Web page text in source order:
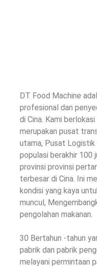
DT Food Machine
profesional dan
di Cina. Kami
merupakan pusat
utama, Pusat Logistik
populasi berakhir 100
provinsi provinsi
terbesar di Cina. Ini
kondisi yang kaya
muncul,
pengolahan makanan.
30 Bertahun -tahun
pabrik dan pabrik
melayani permintaan